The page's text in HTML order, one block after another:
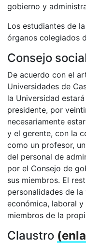
gobierno y
Los estudiantes de
órganos colegiados
Consejo
De acuerdo con el
Universidades de
la Universidad
presidente, por
necesariamente
y el gerente, con la
como un profesor,
del personal de
por el Consejo de
sus miembros. El
personalidades de
económica, laboral
miembros de la
Claustro